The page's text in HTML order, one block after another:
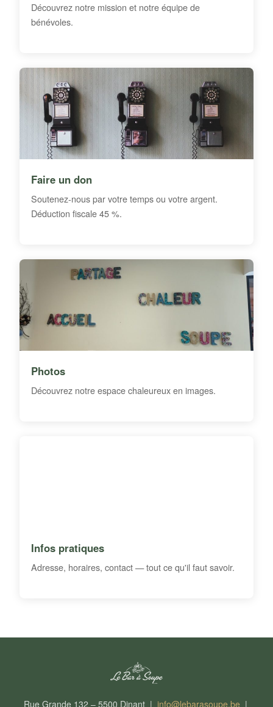
Découvrez notre mission et notre équipe de
bénévoles.
Faire un don
Soutenez-nous par votre temps ou votre argent.
Déduction fiscale 45 %.
Photos
Découvrez notre espace chaleureux en images.
Infos pratiques
Adresse, horaires, contact — tout ce qu'il faut savoir.
Rue Grande 132 – 5500 Dinant | info@lebarasoupe.be|